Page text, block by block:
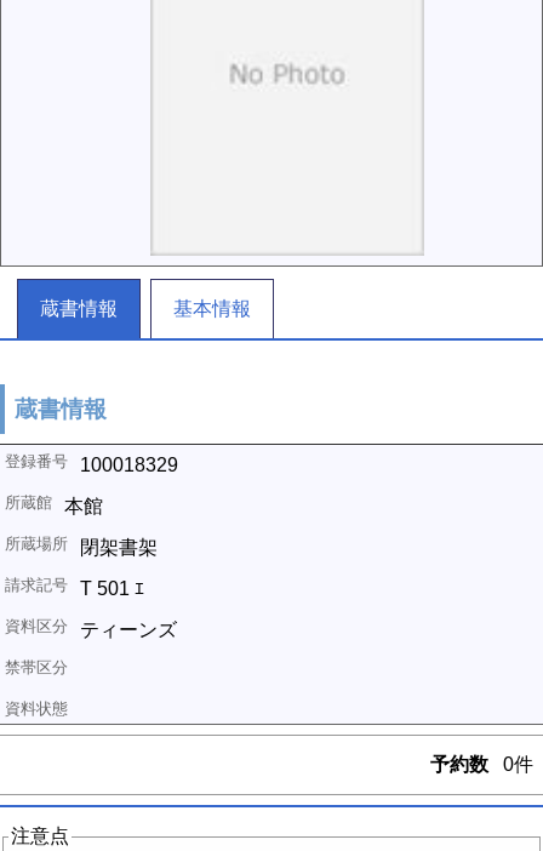
蔵書情報 基本情報
蔵書情報
100018329
本館
閉架書架
T 501 ｴ
ティーンズ
予約数 0件
注意点